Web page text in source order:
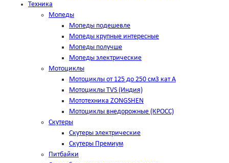
Техника
Мопеды
Мопеды подешевле
Мопеды крупные интересные
Мопеды получше
Мопеды электрические
Мотоциклы
Мотоциклы от 125 до 250 см3 кат А
Мотоциклы TVS (Индия)
Мототехника ZONGSHEN
Мотоциклы внедорожные (КРОСС)
Скутеры
Скутеры электрические
Скутеры Премиум
Питбайки